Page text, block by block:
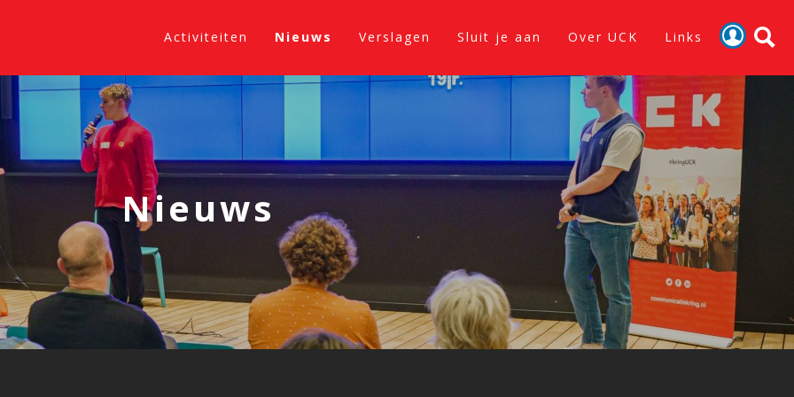
Activiteiten Nieuws Verslagen Sluit je aan Over UCK Links
Nieuws
Activiteiten
Nieuws
Verslagen
Sluit je aan
Over UCK
Links